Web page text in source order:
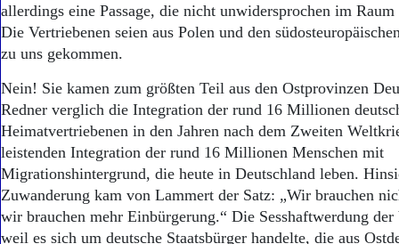
Start
Wer wir sind
Aktuelle Ausgabe
Abonnenten-Login
Abonnent werden
Abo Prämien
Archiv
Mediadaten
Berlin-Brandenburg
Schlesien
Danzig und Westpreußen
allerdings eine Passage, die nicht unwidersprochen im
Die Vertriebenen seien aus Polen und den
zu uns gekommen.
Nein! Sie kamen zum größten Teil aus den Ostprovinzen
Redner verglich die Integration der rund 16 Millionen
Heimatvertriebenen in den Jahren nach dem Zweiten
leistenden Integration der rund 16 Millionen Menschen mit
Migrationshintergrund, die heute in Deutschland leben.
Zuwanderung kam von Lammert der Satz: „Wir brauchen
wir brauchen mehr Einbürgerung.“ Die Sesshaftwerdung der
weil es sich um deutsche Staatsbürger handelte, die aus